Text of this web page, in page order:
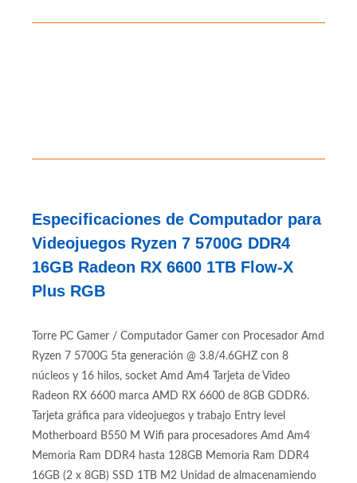
Especificaciones de Computador para
Videojuegos Ryzen 7 5700G DDR4
16GB Radeon RX 6600 1TB Flow-X
Plus RGB
Torre PC Gamer / Computador Gamer con Procesador Amd
Ryzen 7 5700G 5ta generación @ 3.8/4.6GHZ con 8
núcleos y 16 hilos, socket Amd Am4 Tarjeta de Video
Radeon RX 6600 marca AMD RX 6600 de 8GB GDDR6.
Tarjeta gráfica para videojuegos y trabajo Entry level
Motherboard B550 M Wifi para procesadores Amd Am4
Memoria Ram DDR4 hasta 128GB Memoria Ram DDR4
16GB (2 x 8GB) SSD 1TB M2 Unidad de almacenamiendo